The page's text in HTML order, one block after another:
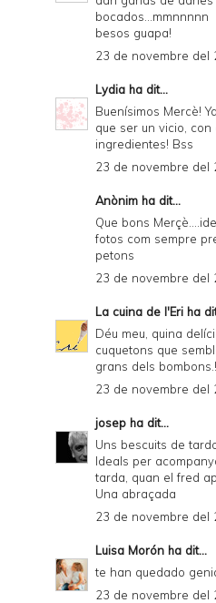
bocados...mmnnnnn
besos guapa!
23 de novembre del
Lydia ha dit...
Buenísimos Mercè!
que ser un vicio,
ingredientes! Bss
23 de novembre del
Anònim ha dit...
Que bons
fotos com sempre
petons
23 de novembre del
La cuina de l'Eri ha
Déu meu, quina
cuquetons que
grans dels
23 de novembre del
josep ha dit...
Uns bescuits de
Ideals per
tarda, quan el fred
Una abraçada
23 de novembre del
Luisa Morón ha dit...
te han quedado
23 de novembre del